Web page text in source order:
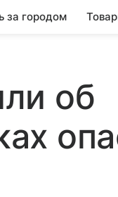
за городом
об